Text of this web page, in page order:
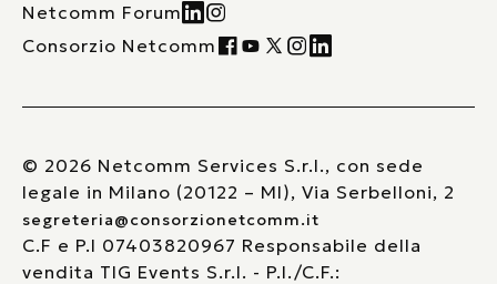
Netcomm Forum
Consorzio Netcomm
© 2026 Netcomm Services S.r.l., con sede
legale in Milano (20122 – MI), Via Serbelloni, 2
segreteria@consorzionetcomm.it
C.F e P.I 07403820967 Responsabile della
vendita TIG Events S.r.l. - P.I./C.F.: